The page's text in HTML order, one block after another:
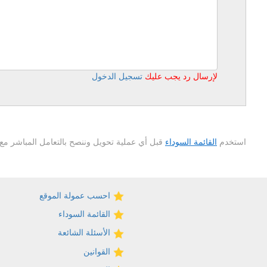
لإرسال رد يجب عليكتسجيل الدخول
استخدم القائمة السوداء قبل أي عملية تحويل وننصح بالتعامل المباشر
احسب عمولة الموقع
القائمة السوداء
الأسئلة الشائعة
القوانين